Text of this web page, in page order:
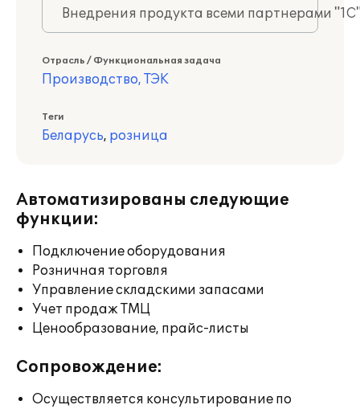
Внедрения продукта всеми партнерами
Отрасль / Функциональная задача
Производство, ТЭК
Теги
Беларусь, розница
Автоматизированы следующие
функции:
Подключение оборудования
Розничная торговля
Управление складскими запасами
Учет продаж ТМЦ
Ценообразование, прайс-листы
Сопровождение:
Осуществляется консультирование по